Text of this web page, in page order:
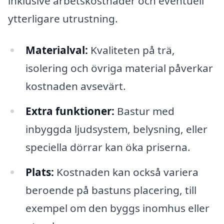
ytterligare utrustning.
Materialval: Kvaliteten på trä,
isolering och övriga material påverkar
kostnaden avsevärt.
Extra funktioner: Bastur med
inbyggda ljudsystem, belysning, eller
speciella dörrar kan öka priserna.
Plats: Kostnaden kan också variera
beroende på bastuns placering, till
exempel om den byggs inomhus eller